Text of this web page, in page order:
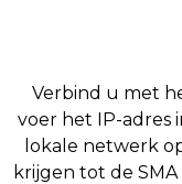
Verbind u met
voer het IP-adres
lokale netwerk
krijgen tot de